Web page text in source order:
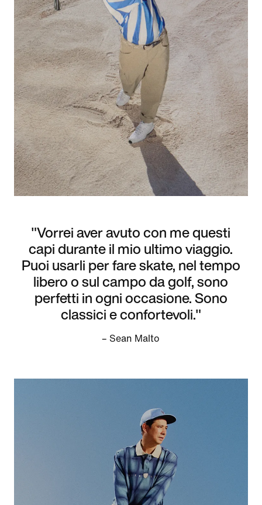
"Vorrei aver avuto con me questi
capi durante il mio ultimo viaggio.
Puoi usarli per fare skate, nel tempo
libero o sul campo da golf, sono
perfetti in ogni occasione. Sono
classici e confortevoli."
– Sean Malto